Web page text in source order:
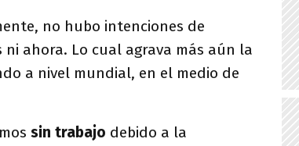
no hubo intenciones de
ahora. Lo cual agrava más aún la
a nivel mundial, en el medio de
sin trabajo debido a la